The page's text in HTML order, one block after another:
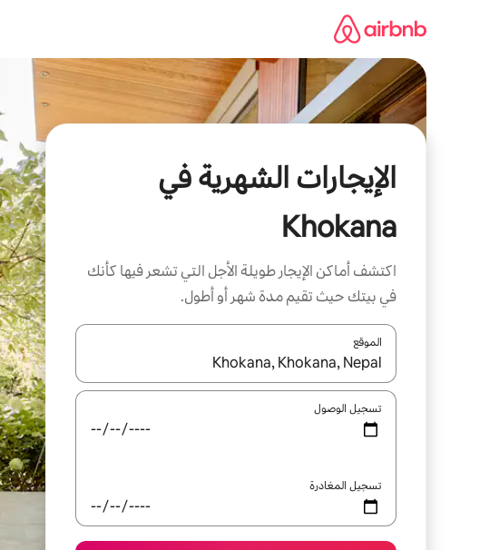
الإيجارات الشهرية في
Khokana
اكتشف أماكن الإيجار طويلة الأجل التي تشعر فيها كأنك
في بيتك حيث تقيم مدة شهر أو أطول.
الموقع
عند توفر النتائج، انتقل باستخدام السهمين لأعلى ولأسفل أو استكشف عن
تسجيل الوصول
تسجيل المغادرة